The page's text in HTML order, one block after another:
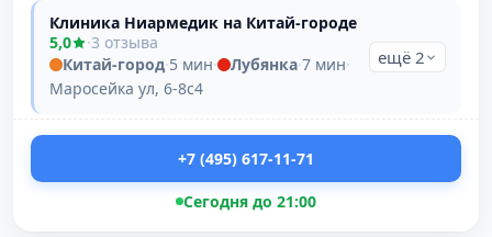
Клиника Ниармедик на Китай-городе
5,0
·3 отзыва
Китай-город·5 мин· Лубянка·7 мин·
Маросейка ул, 6-8с4
ещё 2
+7 (495) 617-11-71
Сегодня до 21:00